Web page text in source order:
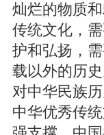
灿烂的物质
传统文化，
护和弘扬，
载以外的历
对中华民族
中华优秀传